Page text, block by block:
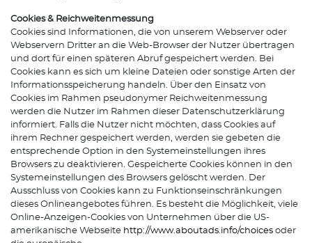
Cookies & Reichweitenmessung
Cookies sind Informationen, die von unserem Webserver oder
Webservern Dritter an die Web-Browser der Nutzer übertragen
und dort für einen späteren Abruf gespeichert werden. Bei
Cookies kann es sich um kleine Dateien oder sonstige Arten der
Informationsspeicherung handeln. Über den Einsatz von
Cookies im Rahmen pseudonymer Reichweitenmessung
werden die Nutzer im Rahmen dieser Datenschutzerklärung
informiert. Falls die Nutzer nicht möchten, dass Cookies auf
ihrem Rechner gespeichert werden, werden sie gebeten die
entsprechende Option in den Systemeinstellungen ihres
Browsers zu deaktivieren. Gespeicherte Cookies können in den
Systemeinstellungen des Browsers gelöscht werden. Der
Ausschluss von Cookies kann zu Funktionseinschränkungen
dieses Onlineangebotes führen. Es besteht die Möglichkeit, viele
Online-Anzeigen-Cookies von Unternehmen über die US-
amerikanische Webseite http://www.aboutads.info/choices oder